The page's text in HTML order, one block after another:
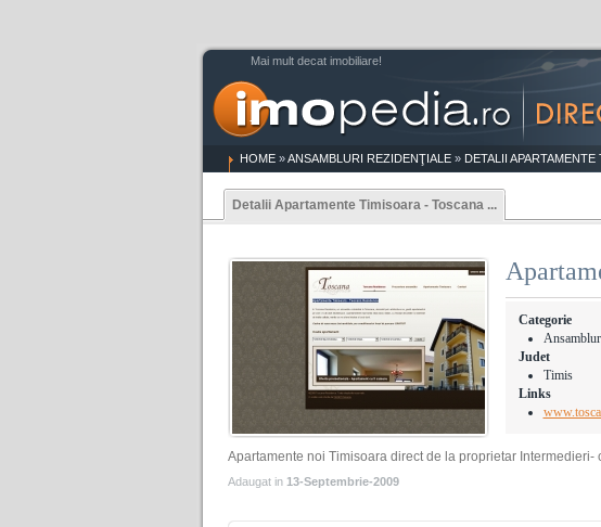
Mai mult decat imobiliare!
HOME»ANSAMBLURI REZIDENŢIALE» DETALII APARTAMENTE
Detalii Apartamente Timisoara - Toscana ...
Categorie
Judet
Timis
Links
Apartamente noi Timisoara direct de la proprietar Intermedieri-
Adaugat in 13-Septembrie-2009